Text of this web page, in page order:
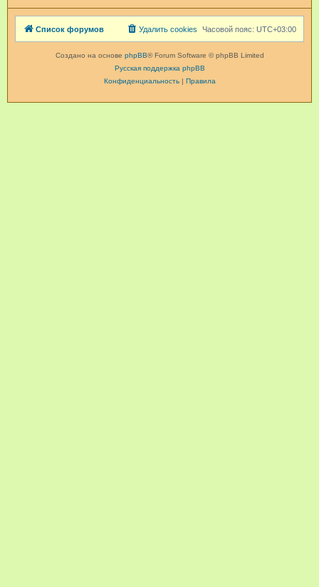
Список форумов Часовой пояс: UTC+03:00
Удалить cookies
Создано на основе phpBB® Forum Software © phpBB Limited
Русская поддержка phpBB
Конфиденциальность| Правила